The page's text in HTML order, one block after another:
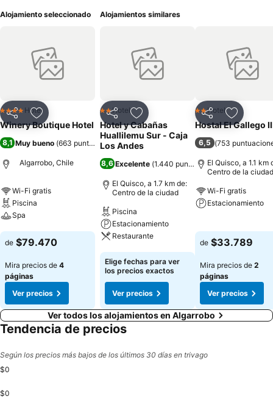
disponibilidad, gimnasio y para aquellos que prefieran estar mas
ducha, jacuzzi, con vista, balcón o terraza. Para aquellos que les
guste quedarse en el lugar disfrutando tenemos zonas comunes de
libre consumo de té y café, juegos de mesa, libros, gimnasio y
Alojamiento seleccionado
CompartirAgregar a favoritos
4 EstrellasHotel
Winery Boutique Hotel
8,1 Muy bueno (663 puntuaciones)
Algarrobo, Chile
Wi-Fi gratis
Piscina
Spa
Ver precios
de $79.470
Mira precios de 4
páginas
Ver precios
Alojamientos similares
CompartirAgregar a favoritos
2 Estrellas
Hotel
Hotel y Cabañas
Huallilemu Sur - Caja
Los Andes
8,6 Excelente (1.440 puntuaciones)
El Quisco, a 1.7 km de:
Centro de la ciudad
Piscina
Estacionamiento
Restaurante
Ver precios
Elige fechas para ver
los precios exactos
Ver precios
CompartirAgregar
2 Estrellas
Hotel
Hostal El Gallego
6,5 (753
El Quisco, a 1.1 km
Centro de la ciudad
Wi-Fi gratis
Estacionamiento
de $33.789
Mira precios de 2
páginas
Ver precios
Ver todos los alojamientos en Algarrobo
Tendencia de precios
Según los precios más bajos de los últimos 30 días en trivago
$0
$0